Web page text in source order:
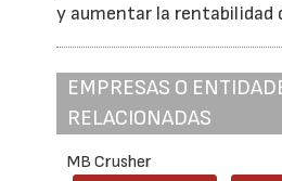
y aumentar la rentabilidad
EMPRESAS O
RELACIONADAS
MB Crusher